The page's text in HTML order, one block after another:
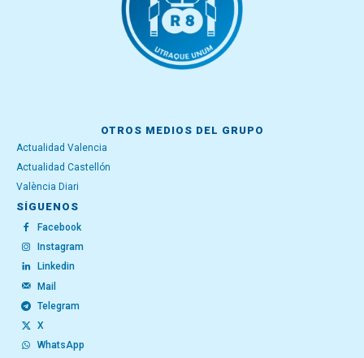
OTROS MEDIOS DEL GRUPO
Actualidad Valencia
Actualidad Castellón
València Diari
SÍGUENOS
Facebook
Instagram
Linkedin
Mail
Telegram
X
WhatsApp